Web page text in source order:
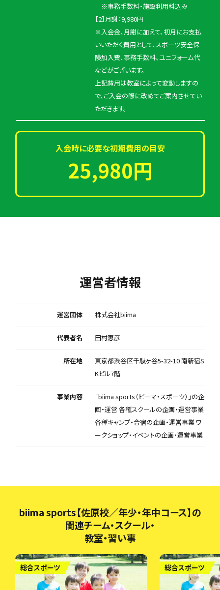
※事務手数料・施設利用料込み
【2】月謝：9,980円
※入会金、月謝に加えて、初月にお支払
いいただく費用として、スポーツ安全保
険加入費、事務手数料、ユニフォーム代
などがございます。
上記費用は教室によって変動しますの
で、ご入会の際に改めてご案内させてい
ただきます。
入会時に必要な初期費用の目安
25,980円
運営者情報
運営団体 株式会社biima
代表者名 田村恵彦
所在地
東京都渋谷区千駄ヶ谷5-32-10 南新宿S
Kビル7階
事業内容
「biima sports（ビーマ・スポーツ）」の企
画・運営 各種スクールの企画・運営事業
各種キャンプ・合宿の企画・運営事業 ワ
ークショップ・イベントの企画・運営事業
biima sports【佐原校／年少・年中コース】の
関連チーム・スクール・
教室・習い事
総合スポーツ 総合スポーツ